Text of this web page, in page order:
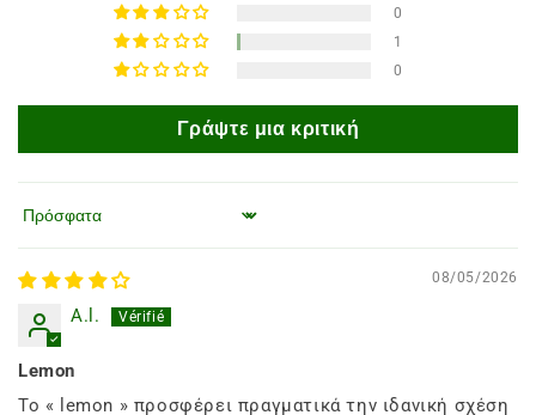
0
1
0
Γράψτε μια κριτική
Ταξινόμηση κατά
08/05/2026
A.l.
Lemon
Το « lemon » προσφέρει πραγματικά την ιδανική σχέση